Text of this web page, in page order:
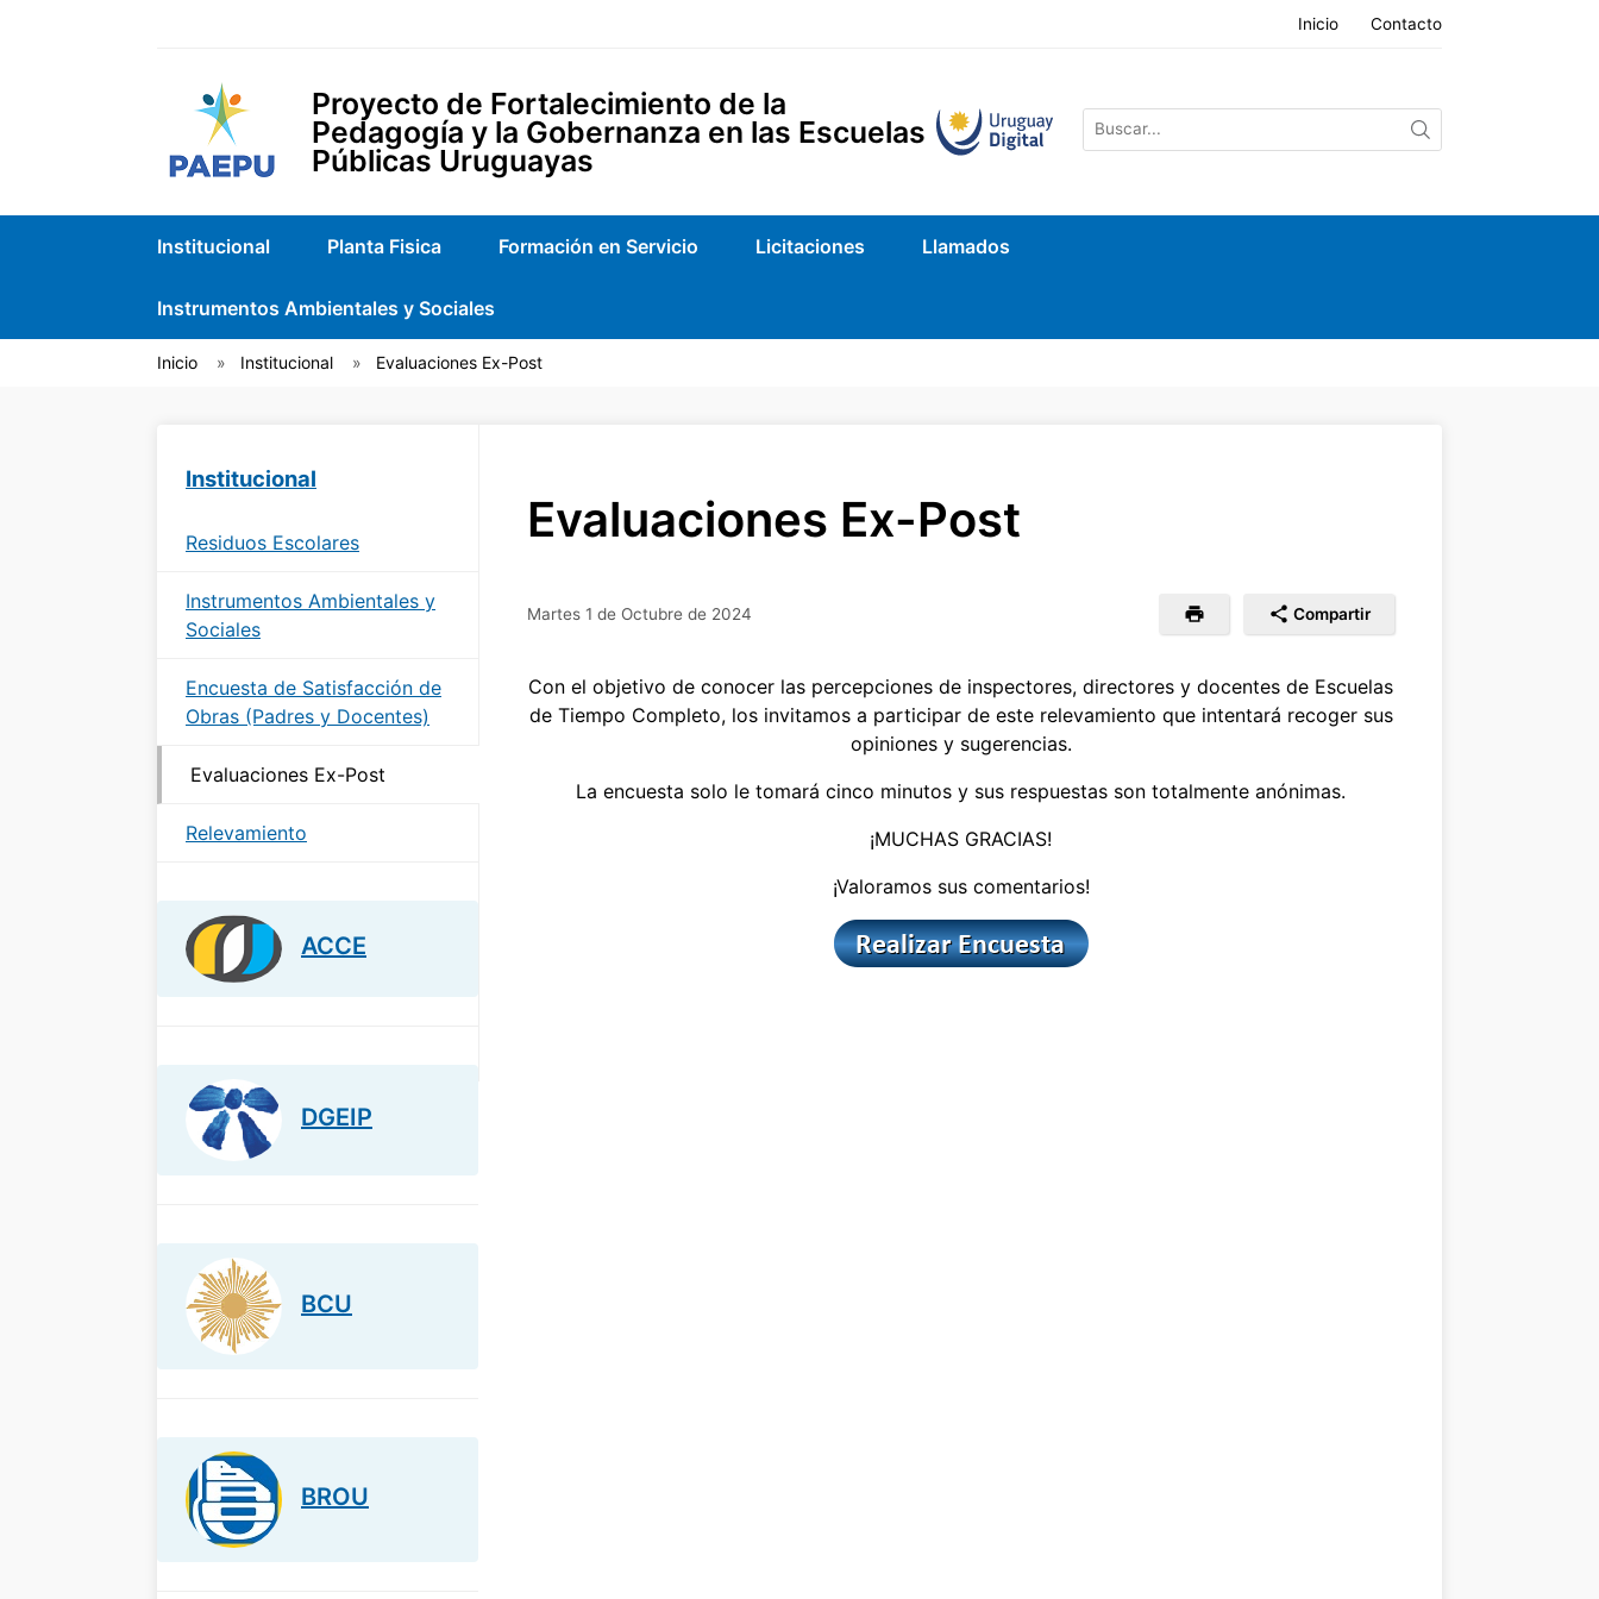
Inicio Contacto
Proyecto de Fortalecimiento de la
Pedagogía y la Gobernanza en las Escuelas
Públicas Uruguayas
Institucional Planta Fisica Formación en Servicio Licitaciones Llamados
Instrumentos Ambientales y Sociales
Inicio Institucional Evaluaciones Ex-Post
Institucional
Residuos Escolares
Instrumentos Ambientales y
Sociales
Encuesta de Satisfacción de
Obras (Padres y Docentes)
Evaluaciones Ex-Post
Relevamiento
ACCE
DGEIP
BCU
BROU
Evaluaciones Ex-Post
Martes 1 de Octubre de 2024 Compartir
Con el objetivo de conocer las percepciones de inspectores, directores y docentes de Escuelas
de Tiempo Completo, los invitamos a participar de este relevamiento que intentará recoger sus
opiniones y sugerencias.
La encuesta solo le tomará cinco minutos y sus respuestas son totalmente anónimas.
¡MUCHAS GRACIAS!
¡Valoramos sus comentarios!